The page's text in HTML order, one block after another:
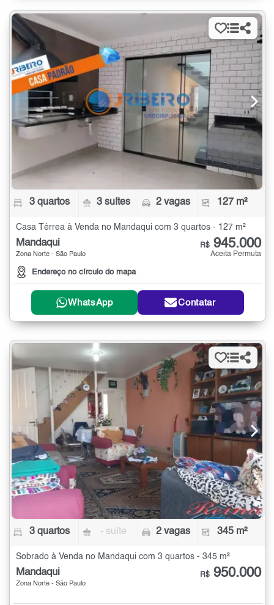
3 quartos 3 suítes 2 vagas 127 m²
Casa Térrea à Venda no Mandaqui com 3 quartos - 127 m²
Mandaqui
Zona Norte - São Paulo
Endereço no círculo do mapa
R$ 945.000
Aceita Permuta
WhatsApp Contatar
3 quartos - suíte 2 vagas 345 m²
Sobrado à Venda no Mandaqui com 3 quartos - 345 m²
Mandaqui
Zona Norte - São Paulo
R$ 950.000